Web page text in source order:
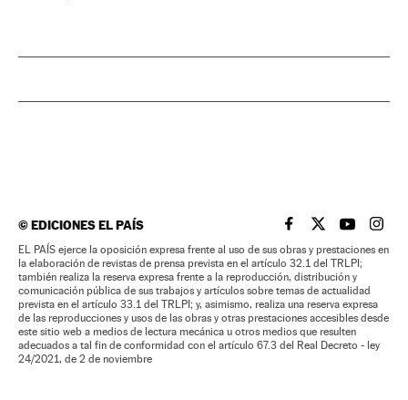
©EDICIONES EL PAÍS EL PAÍS BRASIL EN
EL PAÍSEL PAÍS
EL
EL PAÍS ejerce la oposición expresa frente al uso de sus obras y prestaciones en
la elaboración de revistas de prensa prevista en el artículo 32.1 del TRLPI;
también realiza la reserva expresa frente a la reproducción, distribución y
comunicación pública de sus trabajos y artículos sobre temas de actualidad
prevista en el artículo 33.1 del TRLPI; y, asimismo, realiza una reserva expresa
de las reproducciones y usos de las obras y otras prestaciones accesibles desde
este sitio web a medios de lectura mecánica u otros medios que resulten
adecuados a tal fin de conformidad con el artículo 67.3 del Real Decreto - ley
24/2021, de 2 de noviembre